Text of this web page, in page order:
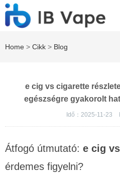
Home > Cikk > Blog
e cig vs cigarette
egészségre gyakorolt
Idő：2025-11-23
Átfogó útmutató: e cig
érdemes figyelni?